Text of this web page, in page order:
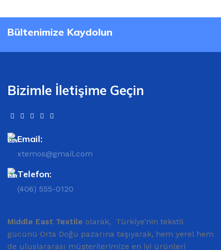
Bültenimize Kaydolun
Bizimle İletişime Geçin
Email:
xtemos@gmail.com
Telefon:
(406) 555-0120
Middle East Textile olarak, Türkiye’nin tekstil
gücünü Orta Doğu pazarına taşıyarak, hem yerel hem
de uluslararası müşterilerimize en iyi ürünleri